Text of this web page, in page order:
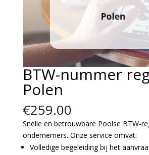
BTW-nummer
Polen
€259.00
Snelle en betrouwbare Poolse BTW-
ondernemers. Onze service omvat:
Volledige begeleiding bij het